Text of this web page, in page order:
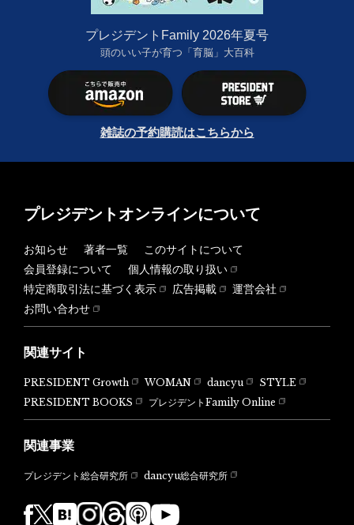
プレジデントFamily 2026年夏号
頭のいい子が育つ「育脳」大百科
雑誌の予約購読はこちらから
プレジデントオンラインについて
お知らせ 著者一覧
このサイトについて
会員登録について
個人情報の取り扱い
特定商取引法に基づく表示
広告掲載
運営会社
お問い合わせ
関連サイト
PRESIDENT Growth WOMAN dancyu
STYLE
PRESIDENT BOOKS
プレジデントFamily Online
関連事業
プレジデント総合研究所 dancyu総合研究所